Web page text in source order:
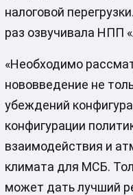
налоговой
раз озвучивала НПП
«Необходимо
нововведение не
убеждений
конфигурации
взаимодействия и
климата для МСБ.
может дать лучший